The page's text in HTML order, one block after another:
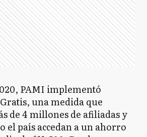
PAMI implementó
una medida que
de 4 millones de afiliadas y
el país accedan a un ahorro